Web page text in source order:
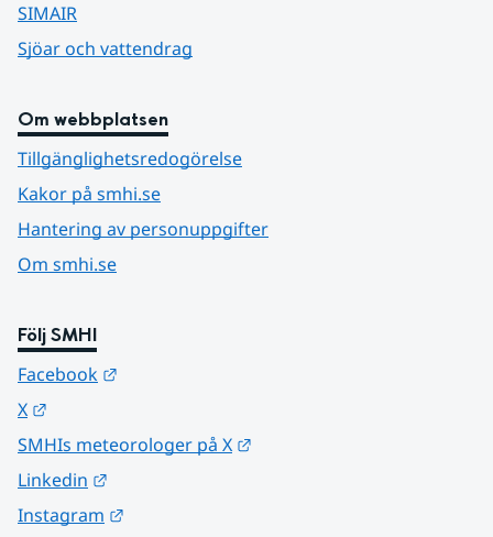
SIMAIR
Sjöar och vattendrag
Om webbplatsen
Tillgänglighetsredogörelse
Kakor på smhi.se
Hantering av personuppgifter
Om smhi.se
Följ SMHI
Facebook
X
SMHIs meteorologer på X
Linkedin
Instagram